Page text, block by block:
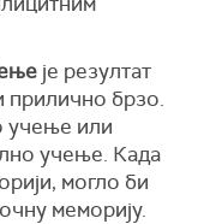
је резултат
прилично брзо.
учење или
учење. Када
могло би
меморију.